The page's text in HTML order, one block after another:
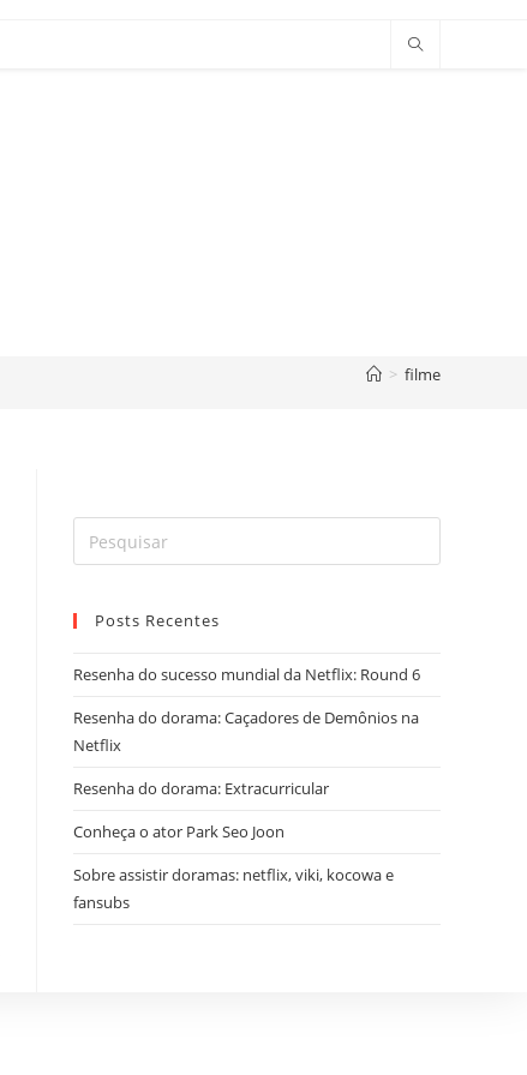
> filme
Posts Recentes
Resenha do sucesso mundial da Netflix: Round 6
Resenha do dorama: Caçadores de Demônios na
Netflix
Resenha do dorama: Extracurricular
Conheça o ator Park Seo Joon
Sobre assistir doramas: netflix, viki, kocowa e
fansubs